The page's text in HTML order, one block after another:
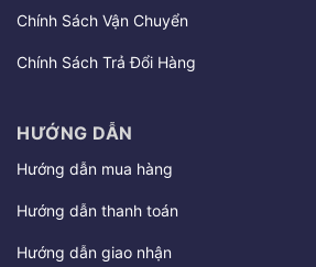
Chính Sách Vận Chuyển
Chính Sách Trả Đổi Hàng
HƯỚNG DẪN
Hướng dẫn mua hàng
Hướng dẫn thanh toán
Hướng dẫn giao nhận